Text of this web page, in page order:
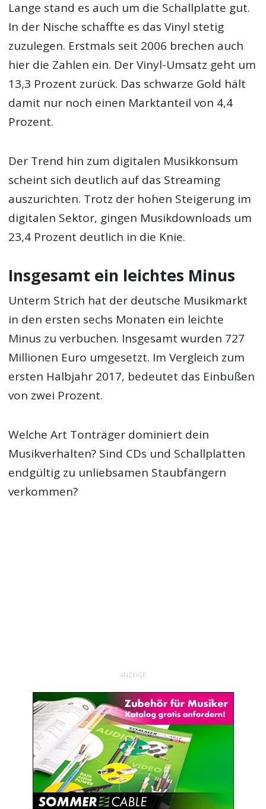
Lange stand es auch um die Schallplatte gut.
In der Nische schaffte es das Vinyl stetig
zuzulegen. Erstmals seit 2006 brechen auch
hier die Zahlen ein. Der Vinyl-Umsatz geht um
13,3 Prozent zurück. Das schwarze Gold hält
damit nur noch einen Marktanteil von 4,4
Prozent.
Der Trend hin zum digitalen Musikkonsum
scheint sich deutlich auf das Streaming
auszurichten. Trotz der hohen Steigerung im
digitalen Sektor, gingen Musikdownloads um
23,4 Prozent deutlich in die Knie.
Insgesamt ein leichtes Minus
Unterm Strich hat der deutsche Musikmarkt
in den ersten sechs Monaten ein leichte
Minus zu verbuchen. Insgesamt wurden 727
Millionen Euro umgesetzt. Im Vergleich zum
ersten Halbjahr 2017, bedeutet das Einbußen
von zwei Prozent.
Welche Art Tonträger dominiert dein
Musikverhalten? Sind CDs und Schallplatten
endgültig zu unliebsamen Staubfängern
verkommen?
ANZEIGE